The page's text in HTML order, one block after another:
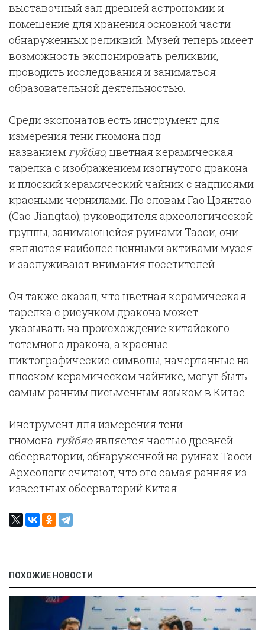
выставочный зал древней астрономии и
помещение для хранения основной части
обнаруженных реликвий. Музей теперь имеет
возможность экспонировать реликвии,
проводить исследования и заниматься
образовательной деятельностью.
Среди экспонатов есть инструмент для
измерения тени гномона под
названиемгуйбяо, цветная керамическая
тарелка с изображением изогнутого дракона
и плоский керамический чайник с надписями
красными чернилами. По словам Гао Цзянтао
(Gao Jiangtao), руководителя археологической
группы, занимающейся руинами Таоси, они
являются наиболее ценными активами музея
и заслуживают внимания посетителей.
Он также сказал, что цветная керамическая
тарелка с рисунком дракона может
указывать на происхождение китайского
тотемного дракона, а красные
пиктографические символы, начертанные на
плоском керамическом чайнике, могут быть
самым ранним письменным языком в Китае.
Инструмент для измерения тени
гномонагуйбяоявляется частью древней
обсерватории, обнаруженной на руинах Таоси.
Археологи считают, что это самая ранняя из
известных обсерваторий Китая.
ПОХОЖИЕ НОВОСТИ